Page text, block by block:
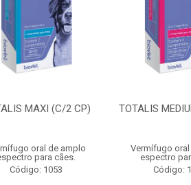
MAXI (C/2 CP)
oral de amplo
para cães.
Código: 1053
TOTALIS
Vermífugo
espectro
Código: